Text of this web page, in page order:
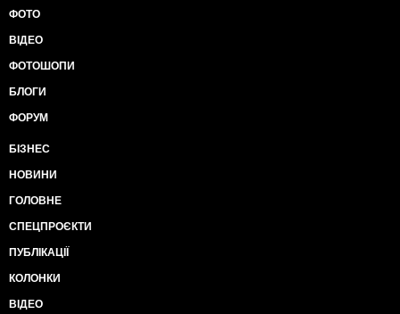
ФОТО
ВІДЕО
ФОТОШОПИ
БЛОГИ
ФОРУМ
БІЗНЕС
НОВИНИ
ГОЛОВНЕ
СПЕЦПРОЄКТИ
ПУБЛІКАЦІЇ
КОЛОНКИ
ВІДЕО